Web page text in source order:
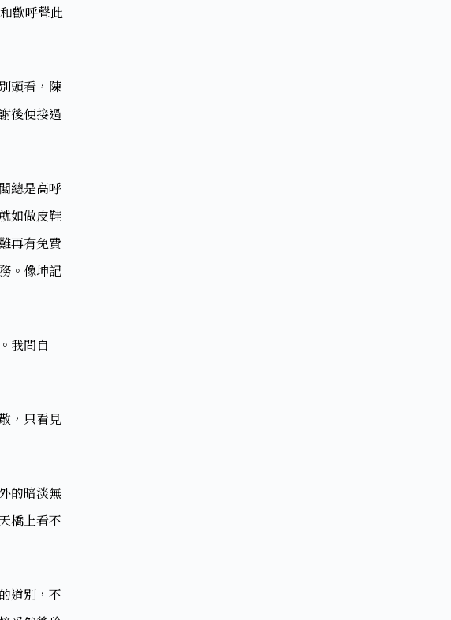
歡呼聲此
頭看，陳
後便接過
總是高呼
如做皮鞋
再有免費
。像坤記
我問自
，只看見
的暗淡無
橋上看不
道別，不